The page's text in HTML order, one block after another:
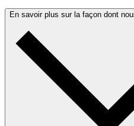
En savoir plus sur la façon dont